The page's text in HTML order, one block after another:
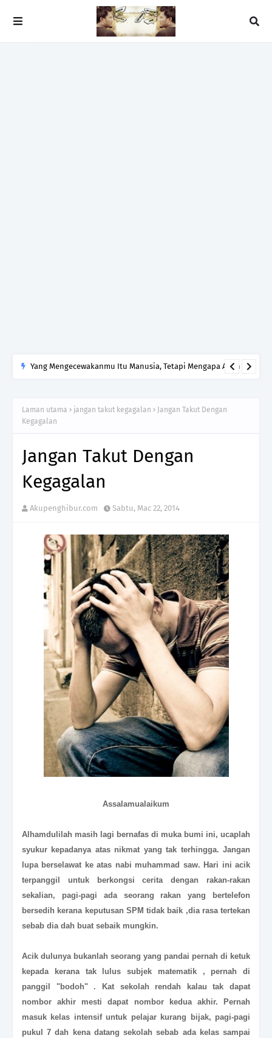
Yang Mengecewakanmu Itu Manusia, Tetapi Mengapa Allah
Laman utama jangan takut kegagalan
Jangan Takut Dengan
Kegagalan
Jangan Takut Dengan
Kegagalan
Akupenghibur.com Sabtu, Mac 22, 2014
Assalamualaikum
Alhamdulilah masih lagi bernafas di muka bumi ini, ucaplah
syukur kepadanya atas nikmat yang tak terhingga. Jangan
lupa berselawat ke atas nabi muhammad saw. Hari ini acik
terpanggil untuk berkongsi cerita dengan rakan-rakan
sekalian, pagi-pagi ada seorang rakan yang bertelefon
bersedih kerana keputusan SPM tidak baik ,dia rasa tertekan
sebab dia dah buat sebaik mungkin.
Acik dulunya bukanlah seorang yang pandai pernah di ketuk
kepada kerana tak lulus subjek matematik , pernah di
panggil "bodoh" . Kat sekolah rendah kalau tak dapat
nombor akhir mesti dapat nombor kedua akhir. Pernah
masuk kelas intensif untuk pelajar kurang bijak, pagi-pagi
pukul 7 dah kena datang sekolah sebab ada kelas sampai